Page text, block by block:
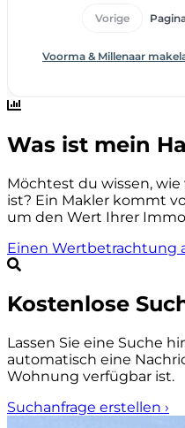
Was ist mein
Möchtest du wissen,
ist? Ein Makler kommt
um den Wert Ihrer
Einen Wertbetrachtung
Kostenlose
Lassen Sie eine Suche
automatisch eine
Wohnung verfügbar ist.
Suchanfrage erstellen ›